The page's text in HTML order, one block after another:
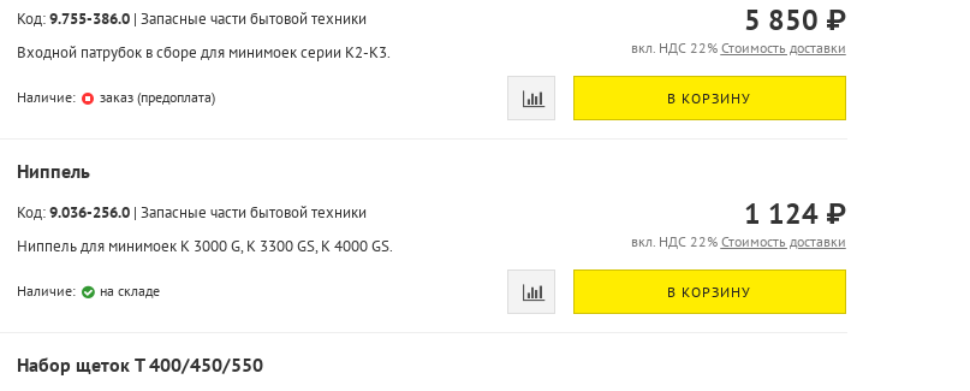
Код:9.755-386.0| Запасные части бытовой техники
Входной патрубок в сборе для минимоек серии K2-K3.
Наличие: заказ (предоплата)
5 850 ₽
вкл. НДС 22% Стоимость доставки
В КОРЗИНУ
Ниппель
Код:9.036-256.0| Запасные части бытовой техники
Ниппель для минимоек K 3000 G, K 3300 GS, K 4000 GS.
Наличие: на складе
1 124 ₽
вкл. НДС 22% Стоимость доставки
В КОРЗИНУ
Набор щеток T 400/450/550